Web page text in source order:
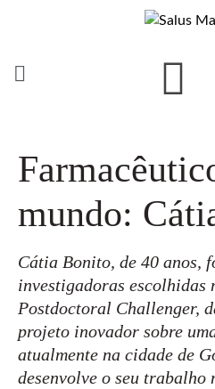
mundo:
Cátia Bonito, de 40 anos,
investigadoras escolhidas
Postdoctoral Challenger,
projeto inovador sobre
atualmente na cidade de
desenvolve o seu trabalho